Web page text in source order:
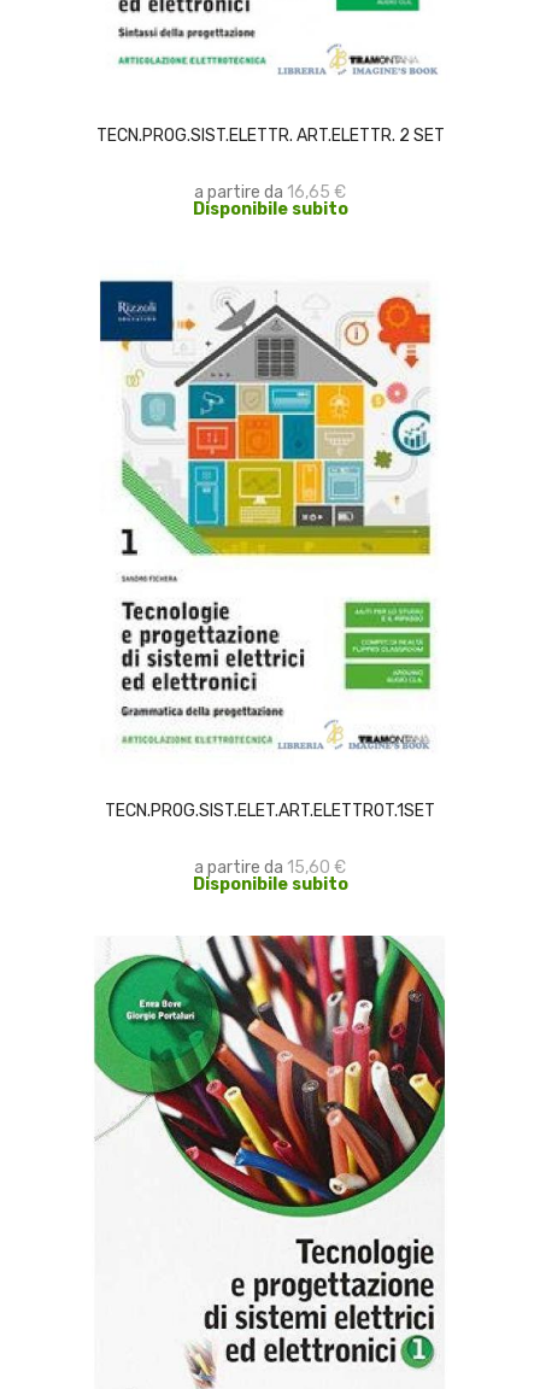
TECN.PROG.SIST.ELETTR. ART.ELETTR. 2 SET
a partire da 16,65 €
Disponibile subito
TECN.PROG.SIST.ELET.ART.ELETTROT.1SET
a partire da 15,60 €
Disponibile subito